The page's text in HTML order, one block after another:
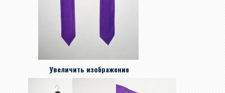
Увеличить изображение